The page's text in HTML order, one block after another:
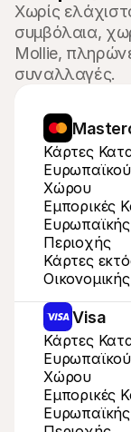
Χωρίς
συμβόλαια,
Mollie,
συναλλαγές.
Κάρτες
Χώρου
Εμπορικές
Περιοχής
Κάρτες
Visa
Κάρτες
Χώρου
Εμπορικές